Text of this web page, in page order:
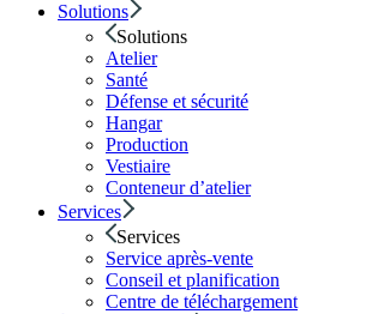
Solutions
Solutions
Atelier
Santé
Défense et sécurité
Hangar
Production
Vestiaire
Conteneur d’atelier
Services
Services
Service après-vente
Conseil et planification
Centre de téléchargement